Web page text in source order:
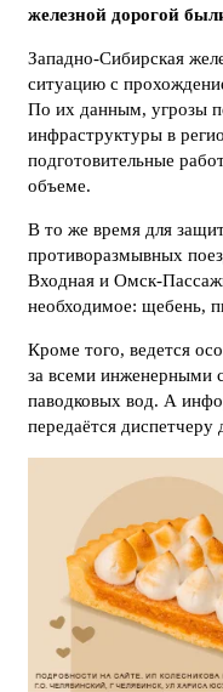
железной дорогой
Западно-Сибирская
ситуацию с
По их данным, угрозы
инфраструктуры в
подготовительные
объеме.
В то же время для
противоразмывных
Входная и Омск-
необходимое: щебень,
Кроме того, ведется
за всеми инженерными
паводковых вод. А
передаётся диспетчеру